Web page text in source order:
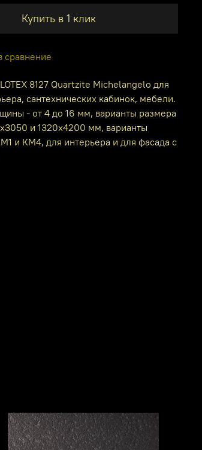
Купить в 1 клик
сравнение
8127 Quartzite Michelangelo для
сантехнических кабинок, мебели.
- от 4 до 16 мм, варианты размера
и 1320х4200 мм, варианты
и КМ4, для интерьера и для фасада с